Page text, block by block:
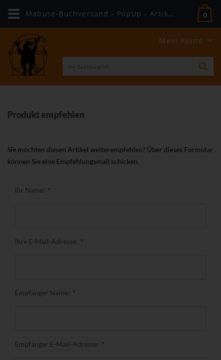
Mein Konto
0
Produkt empfehlen
Sie möchten diesen Artikel weiterempfehlen? Über dieses Formular
können Sie eine Empfehlungsmail schicken.
Ihr Name:
Ihre E-Mail-Adresse:
Empfänger Name:
Empfänger E-Mail-Adresse:
Mabuse-Buchversand - PopUp - Artikel weiterempfehlen